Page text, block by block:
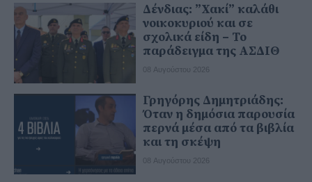
Δένδιας: ”Χακί” καλάθι
νοικοκυριού και σε
σχολικά είδη – Το
παράδειγμα της ΑΣΔΙΘ
08 Αυγούστου 2026
Γρηγόρης Δημητριάδης:
Όταν η δημόσια παρουσία
περνά μέσα από τα βιβλία
και τη σκέψη
08 Αυγούστου 2026